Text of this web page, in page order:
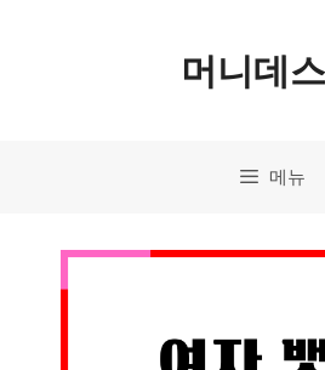
머니데
메뉴